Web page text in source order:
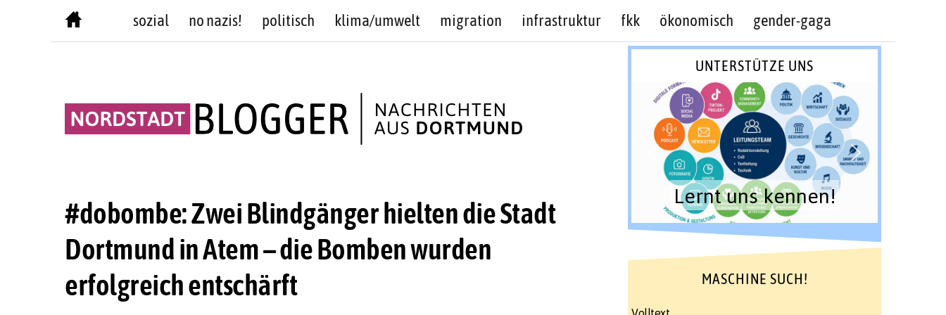
sozial no nazis! politisch klima/umwelt migration infrastruktur fkk ökonomisch gender-gaga
#dobombe: Zwei Blindgänger hielten die Stadt
Dortmund in Atem – die Bomben wurden
erfolgreich entschärft
UNTERSTÜTZE UNS
Lernt uns kennen!
MASCHINE SUCH!